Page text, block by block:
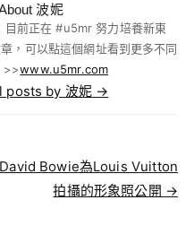
波妮
前正在 #u5mr 努力培養新東
，可以點這個網址看到更多不同
>>www.u5mr.com
posts by 波妮 →
David Bowie為Louis Vuitton
拍攝的形象照公開 →